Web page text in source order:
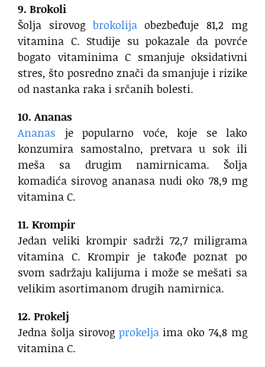
9. Brokoli
Šolja sirovog brokolijaobezbeđuje 81,2 mg
vitamina C. Studije su pokazale da povrće
bogato vitaminima C smanjuje oksidativni
stres, što posredno znači da smanjuje i rizike
od nastanka raka i srčanih bolesti.
10. Ananas
Ananas je popularno voće, koje se lako
konzumira samostalno, pretvara u sok ili
meša sa drugim namirnicama. Šolja
komadića sirovog ananasa nudi oko 78,9 mg
vitamina C.
11. Krompir
Jedan veliki krompir sadrži 72,7 miligrama
vitamina C. Krompir je takođe poznat po
svom sadržaju kalijuma i može se mešati sa
velikim asortimanom drugih namirnica.
12. Prokelj
Jedna šolja sirovog prokeljaima oko 74,8 mg
vitamina C.